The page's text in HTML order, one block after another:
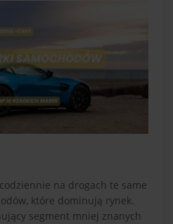
na drogach te same
które dominują rynek.
segment mniej znanych